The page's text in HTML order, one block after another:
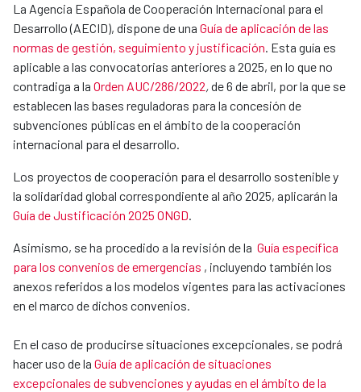
La Agencia Española de Cooperación Internacional para el
Desarrollo (AECID), dispone de una Guía de aplicación de las
normas de gestión, seguimiento y justificación. Esta guía es
aplicable a las convocatorias anteriores a 2025, en lo que no
contradiga a la Orden AUC/286/2022,de 6 de abril, por la que se
establecen las bases reguladoras para la concesión de
subvenciones públicas en el ámbito de la cooperación
internacional para el desarrollo.
Los proyectos de cooperación para el desarrollo sostenible y
la solidaridad global correspondiente al año 2025, aplicarán la
Guía de Justificación 2025 ONGD.
Asimismo, se ha procedido a la revisión de la Guía específica
para los convenios de emergencias , incluyendo también los
anexos referidos a los modelos vigentes para las activaciones
en el marco de dichos convenios.
En el caso de producirse situaciones excepcionales, se podrá
hacer uso de la Guía de aplicación de situaciones
excepcionales de subvenciones y ayudas en el ámbito de la